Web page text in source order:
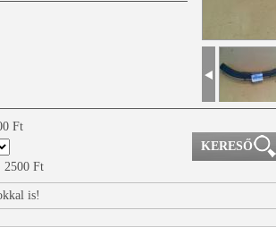
Ft
2500 Ft
is!